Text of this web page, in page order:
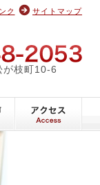
ク サイトマップ
ス
が枝町10-6